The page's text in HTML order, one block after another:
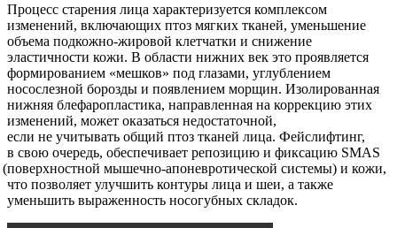
Процесс старения лица характеризуется комплексом
изменений, включающих птоз мягких тканей, уменьшение
объема подкожно-жировой клетчатки и снижение
эластичности кожи. В области нижних век это проявляется
формированием «мешков» под глазами, углублением
носослезной борозды и появлением морщин. Изолированная
нижняя блефаропластика, направленная на коррекцию этих
изменений, может оказаться недостаточной,
если не учитывать общий птоз тканей лица. Фейслифтинг,
в свою очередь, обеспечивает репозицию и фиксацию SMAS
(поверхностной мышечно-апоневротической системы) и кожи,
что позволяет улучшить контуры лица и шеи, а также
уменьшить выраженность носогубных складок.